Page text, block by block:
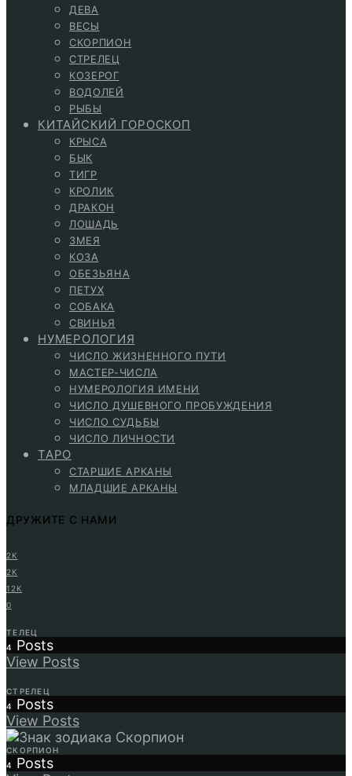
ДЕВА
ВЕСЫ
СКОРПИОН
СТРЕЛЕЦ
КОЗЕРОГ
ВОДОЛЕЙ
РЫБЫ
КИТАЙСКИЙ ГОРОСКОП
КРЫСА
БЫК
ТИГР
КРОЛИК
ДРАКОН
ЛОШАДЬ
ЗМЕЯ
КОЗА
ОБЕЗЬЯНА
ПЕТУХ
СОБАКА
СВИНЬЯ
НУМЕРОЛОГИЯ
ЧИСЛО ЖИЗНЕННОГО ПУТИ
МАСТЕР-ЧИСЛА
НУМЕРОЛОГИЯ ИМЕНИ
ЧИСЛО ДУШЕВНОГО ПРОБУЖДЕНИЯ
ЧИСЛО СУДЬБЫ
ЧИСЛО ЛИЧНОСТИ
ТАРО
СТАРШИЕ АРКАНЫ
МЛАДШИЕ АРКАНЫ
ДРУЖИТЕ С НАМИ
2K
2K
12K
0
ТЕЛЕЦ
4
Posts
View Posts
СТРЕЛЕЦ
4
Posts
View Posts
СКОРПИОН
4
Posts